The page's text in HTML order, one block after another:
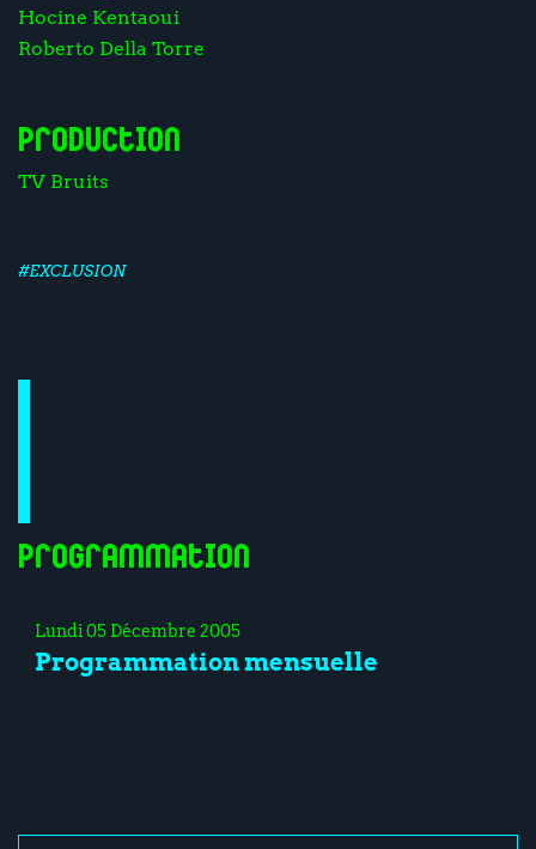
Hocine Kentaoui
Roberto Della Torre
Production
TV Bruits
#EXCLUSION
Programmation
Lundi 05 Décembre 2005
Programmation mensuelle